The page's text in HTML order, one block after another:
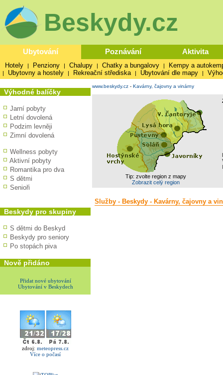
Beskydy.cz
Ubytování Poznávání Aktivita
Hotely | Penziony | Chalupy | Chatky a bungalovy | Kempy a
| Ubytovny a hostely | Rekreační střediska | Ubytování dle mapy |
Výhodné balíčky
Jarní pobyty
Letní dovolená
Podzim levněji
Zimní dovolená
Wellness pobyty
Aktivní pobyty
Romantika pro dva
S dětmi
Senioři
Beskydy pro skupiny
S dětmi do Beskyd
Beskydy pro seniory
Po stopách piva
Nově přidáno
Přidat nové ubytování
Ubytování v Beskydech
zdroj: meteopress.cz
Více o počasí
www.beskydy.cz - Kavárny, čajovny a vinárny
Tip: zvolte region z mapy
Zobrazit celý region
Služby - Beskydy - Kavárny, čajovny a